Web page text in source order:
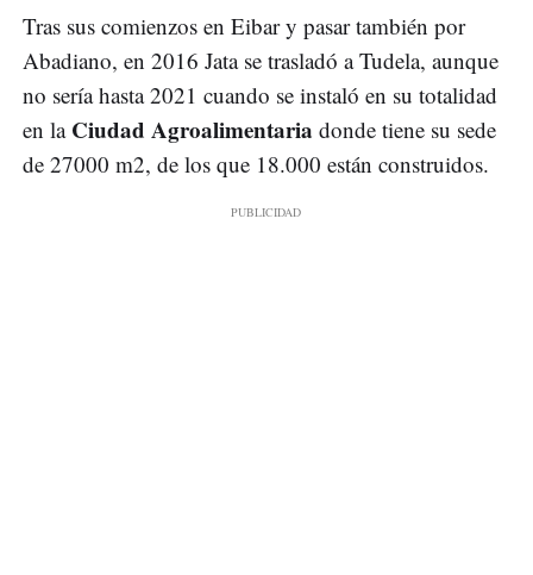
Tras sus comienzos en Eibar y pasar también por
Abadiano, en 2016 Jata se trasladó a Tudela, aunque
no sería hasta 2021 cuando se instaló en su totalidad
en la Ciudad Agroalimentaria donde tiene su sede
de 27000 m2, de los que 18.000 están construidos.